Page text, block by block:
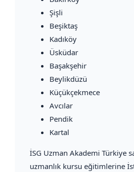
Şişli
Beşiktaş
Kadıköy
Üsküdar
Başakşehir
Beylikdüzü
Küçükçekmece
Avcılar
Pendik
Kartal
İSG Uzman Akademi Türkiye
uzmanlık kursu eğitimlerine